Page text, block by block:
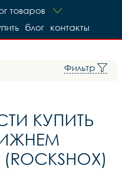
товаров
контакты
блог
Фильтр
КУПИТЬ